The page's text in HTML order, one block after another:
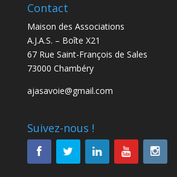
Contact
Maison des Associations
A.J.A.S. – Boîte X21
67 Rue Saint-François de Sales
73000 Chambéry
ajasavoie@gmail.com
Suivez-nous !